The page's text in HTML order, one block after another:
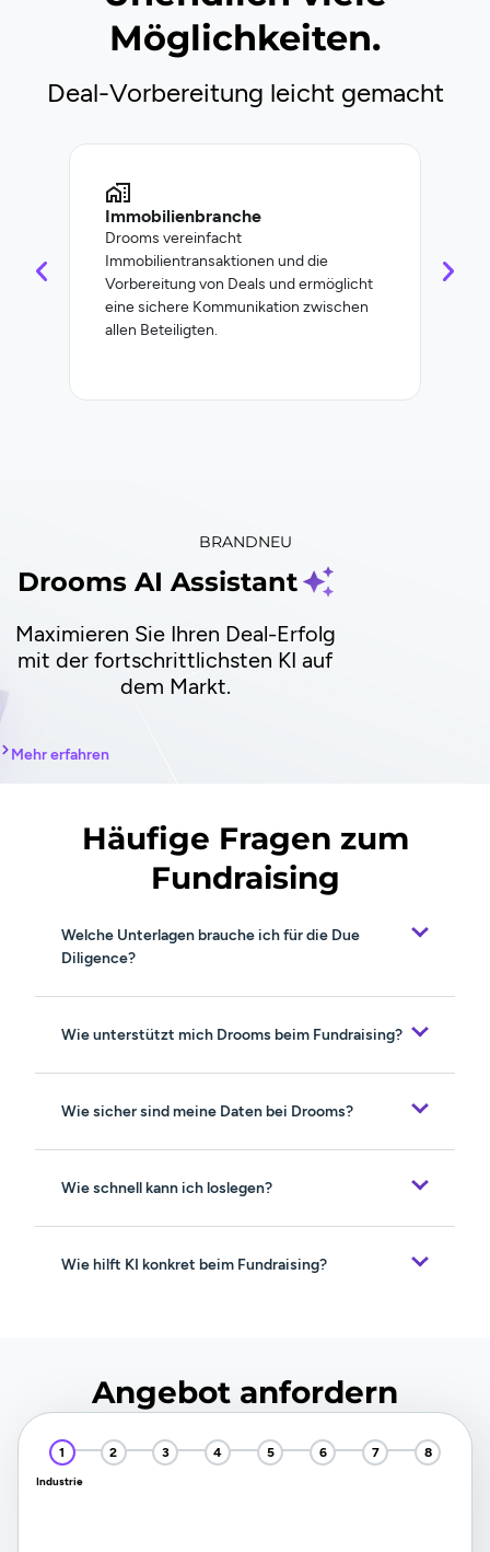
Möglichkeiten.
Deal-Vorbereitung leicht gemacht
Immobilienbranche
Drooms vereinfacht
Immobilientransaktionen und die
Vorbereitung von Deals und ermöglicht
eine sichere Kommunikation zwischen
allen Beteiligten.
BRANDNEU
Drooms AI Assistant
Maximieren Sie Ihren Deal-Erfolg
mit der fortschrittlichsten KI auf
dem Markt.
Mehr erfahren
Häufige Fragen zum
Fundraising
Welche Unterlagen brauche ich für die Due
Diligence?
Wie unterstützt mich Drooms beim Fundraising?
Wie sicher sind meine Daten bei Drooms?
Wie schnell kann ich loslegen?
Wie hilft KI konkret beim Fundraising?
Angebot anfordern
Industrie